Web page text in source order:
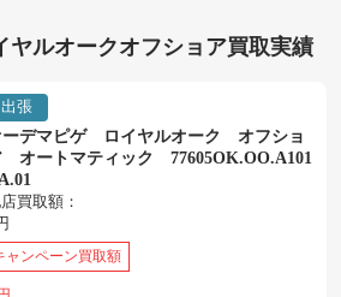
ヤルオークオフショア買取実績
出張
ーデマピゲ ロイヤルオーク オフショ
オートマティック 77605OK.OO.A101
買取額：
ャンペーン買取額